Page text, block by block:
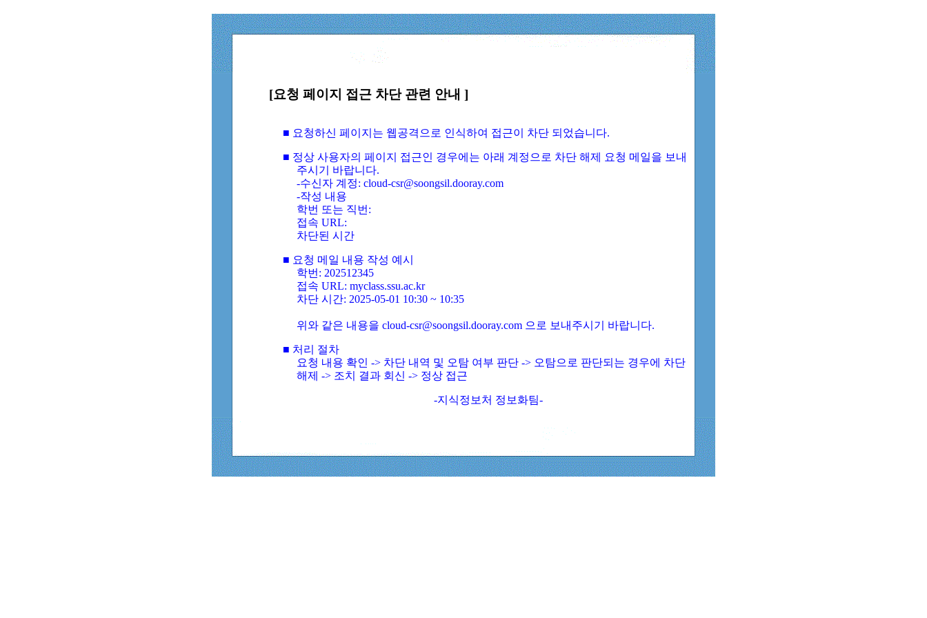
[요청 페이지 접근 차단 관련 안내 ]
■ 요청하신 페이지는 웹공격으로 인식하여 접근이 차단 되었습니다.
■ 정상 사용자의 페이지 접근인 경우에는 아래 계정으로 차단 해제 요청 메일을 보내
주시기 바랍니다.
-수신자 계정: cloud-csr@soongsil.dooray.com
-작성 내용
학번 또는 직번:
접속 URL:
차단된 시간
■ 요청 메일 내용 작성 예시
학번: 202512345
접속 URL: myclass.ssu.ac.kr
차단 시간: 2025-05-01 10:30 ~ 10:35
위와 같은 내용을 cloud-csr@soongsil.dooray.com 으로 보내주시기 바랍니다.
■ 처리 절차
요청 내용 확인 -> 차단 내역 및 오탐 여부 판단 -> 오탐으로 판단되는 경우에 차단
해제 -> 조치 결과 회신 -> 정상 접근
-지식정보처 정보화팀-